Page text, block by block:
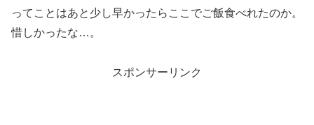
ってことはあと少し早かったらここでご飯食べれたのか。
惜しかったな…。
スポンサーリンク